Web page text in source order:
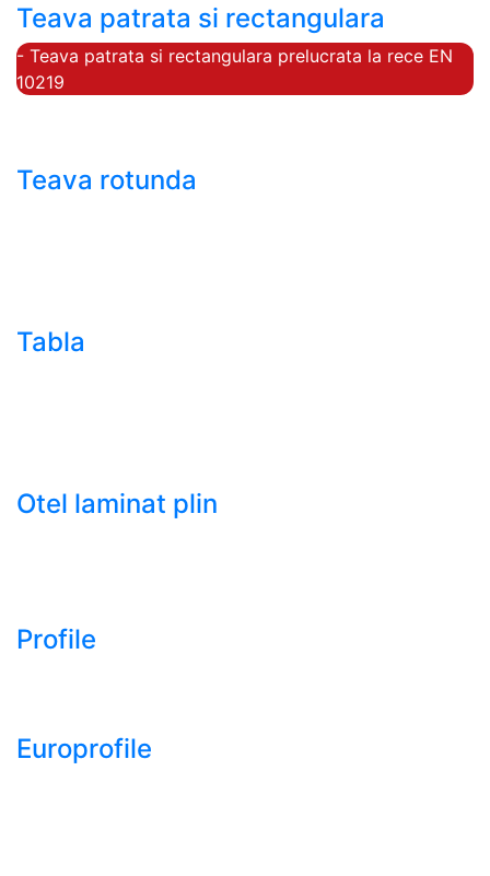
Teava patrata si rectangulara
- Teava patrata si rectangulara prelucrata la rece EN
10219
Teava rotunda
Tabla
Otel laminat plin
Profile
Europrofile